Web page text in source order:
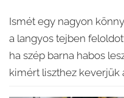
Ismét egy nagyon
a langyos tejben
ha szép barna habos
kimért liszthez keverjük